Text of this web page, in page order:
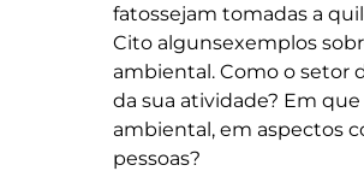
fatossejam tomadas a
Cito algunsexemplos
ambiental. Como o setor
da sua atividade? Em
ambiental, em aspectos
pessoas?